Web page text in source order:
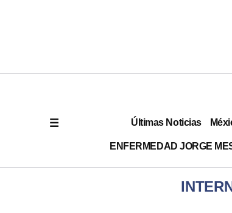
Últimas Noticias
ENFERMEDAD JORGE